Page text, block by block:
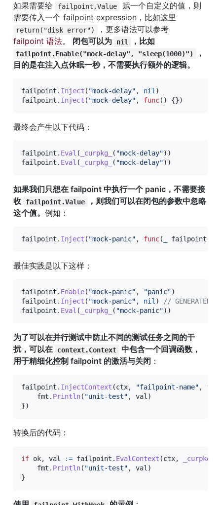
如果需要给
failpoint.Value
赋一个自定义的值，则
return("disk error")
，更多语法可以参考
failpoint 语法。 闭包可以为 nil
failpoint.Enable("mock-delay", "sleep(1000)")
，
目的是在注入点休眠一秒，不需要执行额外的逻辑。
failpoint . Inject ( "mock-delay" , nil)
failpoint . Inject ( "mock-delay" , func( ) {})
最终会产生以下代码：
failpoint . Eval ( _curpkg_ ( "mock-delay") )
failpoint . Eval ( _curpkg_ ( "mock-delay") )
如果我们只想在 failpoint 中执行一个 panic，不需要接
收
failpoint.Value
，则我们可以在闭包的参数中忽略
这个值。 例如：
failpoint . Inject ( "mock-panic" , func( failpoint
最佳实践是以下这样：
failpoint . Enable( "mock-panic" , "panic")
failpoint . Inject ( "mock-panic" , nil)
// GENERATED
failpoint . Eval ( _curpkg_ ( "mock-panic") )
为了可以在并行测试中防止不同的测试任务之间的干
扰，可以在
context.Context
中包含一个回调函数，
用于精细化控制 failpoint 的激活与关闭 ：
failpoint . InjectContext (ctx, "failpoint-name" ,
    fmt
. Println( "unit-test" , val)
})
转换后的代码：
if ok, val := failpoint . EvalContext (ctx, _curpkg_
    fmt
. Println( "unit-test" , val)
}